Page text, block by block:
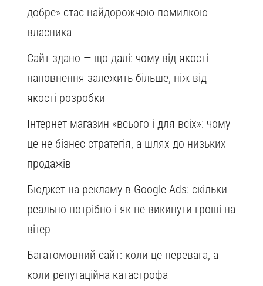
добре» стає найдорожчою помилкою
власника
Сайт здано — що далі: чому від якості
наповнення залежить більше, ніж від
якості розробки
Інтернет-магазин «всього і для всіх»: чому
це не бізнес-стратегія, а шлях до низьких
продажів
Бюджет на рекламу в Google Ads: скільки
реально потрібно і як не викинути гроші на
вітер
Багатомовний сайт: коли це перевага, а
коли репутаційна катастрофа